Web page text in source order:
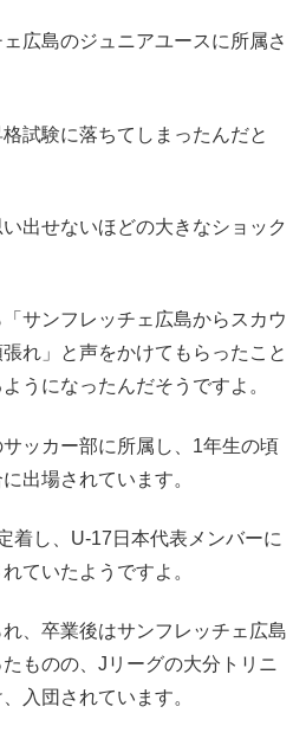
広島のジュニアユースに所属さ
試験に落ちてしまったんだと
出せないほどの大きなショック
サンフレッチェ広島からスカウ
れ」と声をかけてもらったこと
うになったんだそうですよ。
ッカー部に所属し、1年生の頃
出場されています。
着し、U-17日本代表メンバーに
ていたようですよ。
、卒業後はサンフレッチェ広島
ものの、Jリーグの大分トリニ
入団されています。